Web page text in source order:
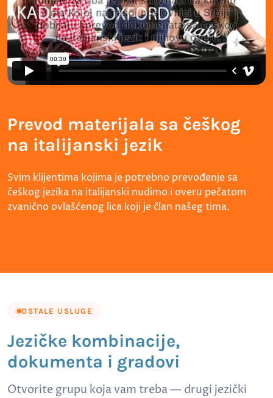
Prevod materijala sa češkog
na italijanski jezik
Svim klijentima kojima je potrebno prevođenje sa
češkog jezika na italijanski nudimo i overu pečatom
zvanično ovlašćenog lica koji je član našeg tima.
OSTALE USLUGE
Jezičke kombinacije,
dokumenta i gradovi
Otvorite grupu koja vam treba — drugi jezički